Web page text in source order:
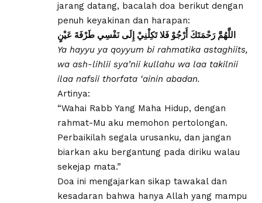
jarang datang, bacalah doa berikut dengan
penuh keyakinan dan harapan:
اللَّهُمَّ رَحْمَتَكَ أَرْجُوْ فَلا تَكِلْنِيْ إِلَى نَفْسِي طَرْفَةَ عَيْنٍ
Ya hayyu ya qoyyum bi rahmatika astaghiits,
wa ash-lihlii sya’nii kullahu wa laa takilnii
ilaa nafsii thorfata ‘ainin abadan.
Artinya:
“Wahai Rabb Yang Maha Hidup, dengan
rahmat-Mu aku memohon pertolongan.
Perbaikilah segala urusanku, dan jangan
biarkan aku bergantung pada diriku walau
sekejap mata.”
Doa ini mengajarkan sikap tawakal dan
kesadaran bahwa hanya Allah yang mampu